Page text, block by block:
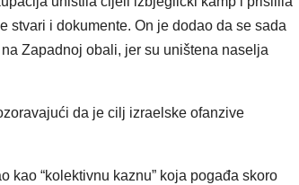
stvari i dokumente. On je dodao da se sada
Zapadnoj obali, jer su uništena naselja
da je cilj izraelske ofanzive
“kolektivnu kaznu” koja pogađa skoro